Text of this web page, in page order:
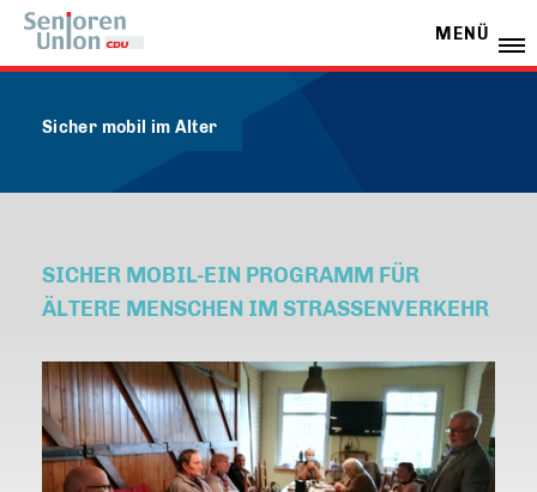
MENÜ
Sicher mobil im Alter
SICHER MOBIL-EIN PROGRAMM FÜR
ÄLTERE MENSCHEN IM STRASSENVERKEHR